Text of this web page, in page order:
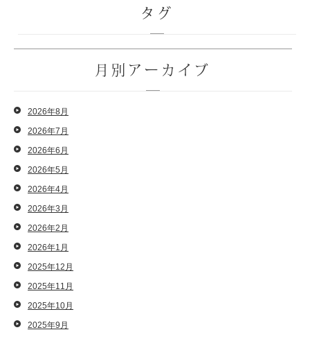
タグ
月別アーカイブ
2026年8月
2026年7月
2026年6月
2026年5月
2026年4月
2026年3月
2026年2月
2026年1月
2025年12月
2025年11月
2025年10月
2025年9月